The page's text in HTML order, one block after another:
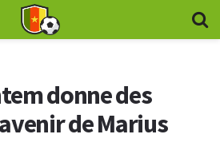
donne des
de Marius